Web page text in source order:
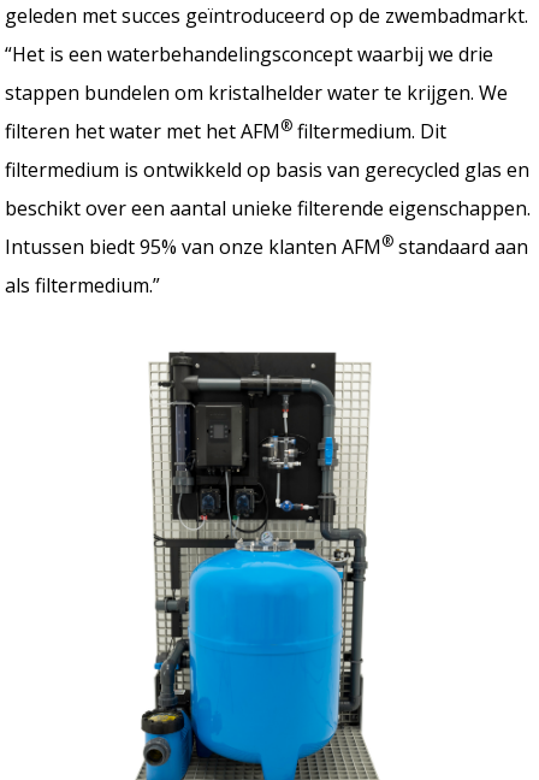
geleden met succes geïntroduceerd op de zwembadmarkt.
“Het is een waterbehandelingsconcept waarbij we drie
stappen bundelen om kristalhelder water te krijgen. We
filteren het water met het AFM® filtermedium. Dit
filtermedium is ontwikkeld op basis van gerecycled glas en
beschikt over een aantal unieke filterende eigenschappen.
Intussen biedt 95% van onze klanten AFM® standaard aan
als filtermedium.”